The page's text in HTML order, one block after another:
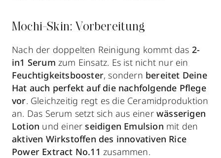
Mochi-Skin: Vorbereitung
Nach der doppelten Reinigung kommt das 2-
in1 Serum zum Einsatz. Es ist nicht nur ein
Feuchtigkeitsbooster, sondern bereitet Deine
Hat auch perfekt auf die nachfolgende Pflege
vor. Gleichzeitig regt es die Ceramidproduktion
an. Das Serum setzt sich aus einerwässerigen
Lotion und einer seidigen Emulsion mit den
aktiven Wirkstoffen des innovativen Rice
Power Extract No.11 zusammen.